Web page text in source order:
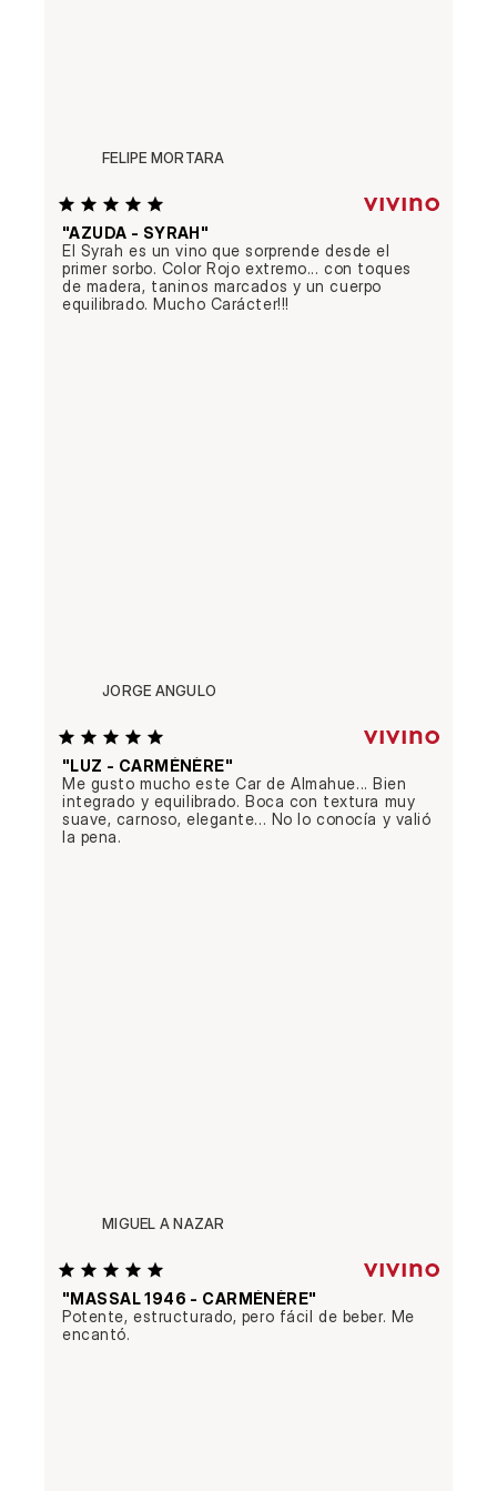
FELIPE MORTARA
"AZUDA - SYRAH"
El Syrah es un vino que sorprende desde el
primer sorbo. Color Rojo extremo... con toques
de madera, taninos marcados y un cuerpo
equilibrado. Mucho Carácter!!!
JORGE ANGULO
"LUZ - CARMÉNÈRE"
Me gusto mucho este Car de Almahue... Bien
integrado y equilibrado. Boca con textura muy
suave, carnoso, elegante... No lo conocía y valió
la pena.
MIGUEL A NAZAR
"MASSAL 1946 - CARMÉNÈRE"
Potente, estructurado, pero fácil de beber. Me
encantó.